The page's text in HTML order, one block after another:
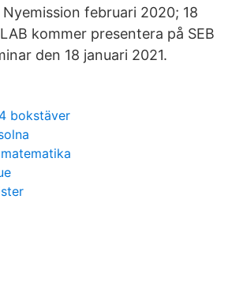
februari 2020; 18
kommer presentera på SEB
den 18 januari 2021.
bokstäver